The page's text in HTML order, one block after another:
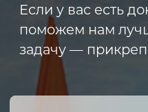
2023 © ARMET GROUP
Политика конфиденциальности